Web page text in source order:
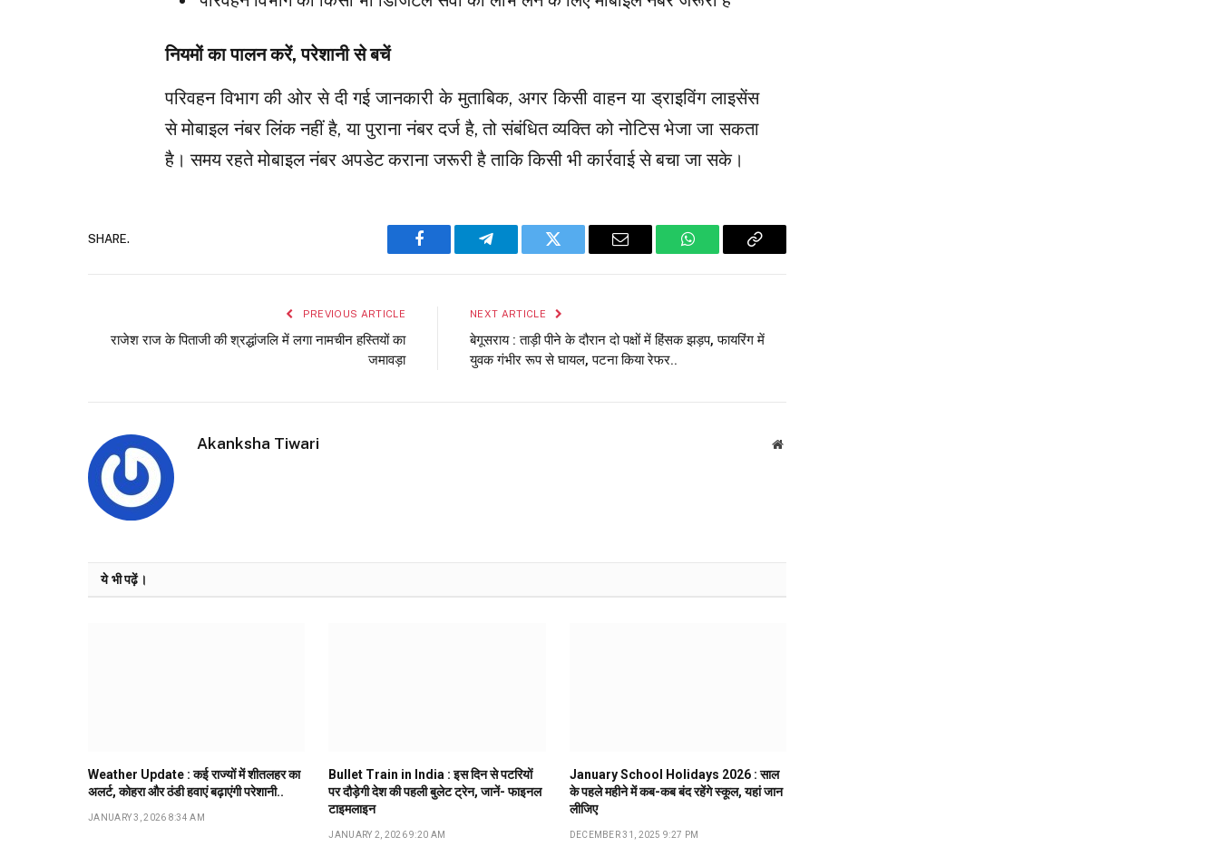
नियमों का पालन करें, परेशानी से बचें
परिवहन विभाग की ओर से दी गई जानकारी के मुताबिक, अगर किसी वाहन या ड्राइविंग लाइसेंस
से मोबाइल नंबर लिंक नहीं है, या पुराना नंबर दर्ज है, तो संबंधित व्यक्ति को नोटिस भेजा जा सकता
है। समय रहते मोबाइल नंबर अपडेट कराना जरूरी है ताकि किसी भी कार्रवाई से बचा जा सके।
SHARE.
Facebook Telegram Twitter Email WhatsAppCopy
PREVIOUS ARTICLE
राजेश राज के पिताजी की श्रद्धांजलि में लगा नामचीन हस्तियों का
जमावड़ा
NEXT ARTICLE
बेगूसराय : ताड़ी पीने के दौरान दो पक्षों में हिंसक झड़प, फायरिंग में
युवक गंभीर रूप से घायल, पटना किया रेफर..
Akanksha Tiwari Website
ये भी पढ़ें।
Weather Update : कई राज्यों में शीतलहर का
अलर्ट, कोहरा और ठंडी हवाएं बढ़ाएंगी परेशानी..
JANUARY 3, 2026 8:34 AM
Bullet Train in India : इस दिन से पटरियों
पर दौड़ेगी देश की पहली बुलेट ट्रेन, जानें- फाइनल
टाइमलाइन
JANUARY 2, 2026 9:20 AM
January School Holidays 2026 : साल
के पहले महीने में कब-कब बंद रहेंगे स्कूल, यहां जान
लीजिए
DECEMBER 31, 2025 9:27 PM